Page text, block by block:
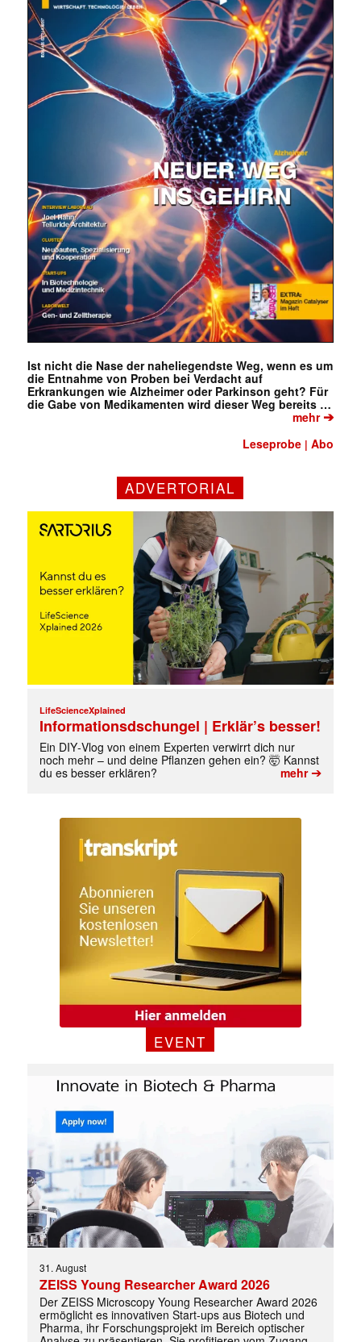
✕
Ist nicht die Nase der naheliegendste Weg, wenn es um
die Entnahme von Proben bei Verdacht auf
Erkrankungen wie Alzheimer oder Parkinson geht? Für
die Gabe von Medikamenten wird dieser Weg bereits …
mehr➔
Leseprobe |Abo
ADVERTORIAL
LifeScienceXplained
Informationsdschungel | Erklär’s besser!
Ein DIY‑Vlog von einem Experten verwirrt dich nur
noch mehr – und deine Pflanzen gehen ein? 🤯 Kannst
du es besser erklären?
mehr➔
EVENT
31. August
ZEISS Young Researcher Award 2026
Der ZEISS Microscopy Young Researcher Award 2026
ermöglicht es innovativen Start-ups aus Biotech und
Pharma, ihr Forschungsprojekt im Bereich optischer